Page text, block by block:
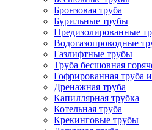
Бронзовая труба
Бурильные трубы
Предизолированные
Водогазопроводные
Газлифтные трубы
Труба бесшовная
Гофрированная труба
Дренажная труба
Капиллярная трубка
Котельная труба
Крекинговые трубы